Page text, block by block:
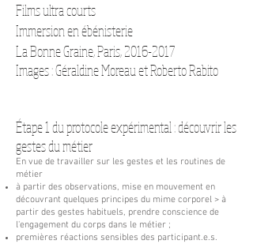
Films ultra courts
Immersion en ébénisterie
La Bonne Graine, Paris,2016-2017
Images : Géraldine Moreau et Roberto Rabito
Étape 1 du protocole expérimental : découvrir les
gestes du métier
En vue de travailler sur les gestes et les routines de
métier
à partir des observations, mise en mouvement en
découvrant quelques principes du mime corporel > à
partir des gestes habituels, prendre conscience de
l'engagement du corps dans le métier ;
premières réactions sensibles des participant.e.s.